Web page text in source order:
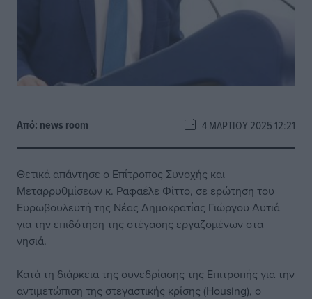
Από: news room 4 ΜΑΡΤΊΟΥ 2025 12:21
Θετικά απάντησε ο Επίτροπος Συνοχής και
Μεταρρυθμίσεων κ. Ραφαέλε Φίττο, σε ερώτηση του
Ευρωβουλευτή της Νέας Δημοκρατίας Γιώργου Αυτιά
για την επιδότηση της στέγασης εργαζομένων στα
νησιά.
Κατά τη διάρκεια της συνεδρίασης της Επιτροπής για την
αντιμετώπιση της στεγαστικής κρίσης (Housing), ο